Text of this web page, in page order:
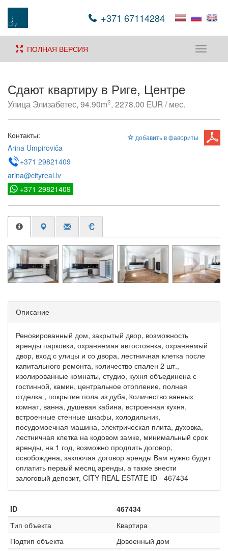
+371 67114284
Toggle
ПОЛНАЯ ВЕРСИЯ
Сдают квартиру в Риге, Центре
Улица Элизабетес, 94.90m2, 2278.00 EUR / мес.
добавить в фавориты
Контакты:
Arina Umpiroviča
+371 29821409
arina@cityreal.lv
+371 29821409
Описание
Реновированный дом, закрытый двор, возможность
аренды парковки, охраняемая автостоянка, охраняемый
двор, вход с улицы и со двора, лестничная клетка после
капитального ремонта, количество спален 2 шт.,
изолированные комнаты, студио, кухня объединена с
гостинной, камин, центральное отопление, полная
отделка , покрытие пола из дуба, kоличество ванных
комнат, ванна, душевая кабина, встроенная кухня,
встроенные стенные шкафы, холодильник,
посудомоечная машина, электрическая плита, духовка,
лестничная клетка на кодовом замке, минимальный срок
аренды, на 1 год, возможно продлить договор,
освобождена, заключая договор аренды Вам нужно будет
оплатить первый месяц аренды, а также внести
залоговый депозит, CITY REAL ESTATE ID - 467434
ID
467434
Тип объекта
Квартира
Подтип объекта
Довоенный дом